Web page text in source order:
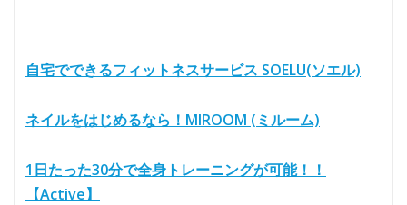
自宅でできるフィットネスサービス SOELU(ソエル)
ネイルをはじめるなら！MIROOM (ミルーム)
1日たった30分で全身トレーニングが可能！！
【Active】